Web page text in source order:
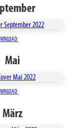
Mai
März